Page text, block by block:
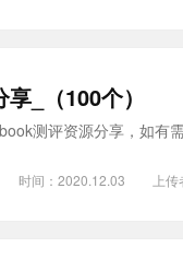
_（100个）
测评资源分享，如有
时间：2020.12.03 上传